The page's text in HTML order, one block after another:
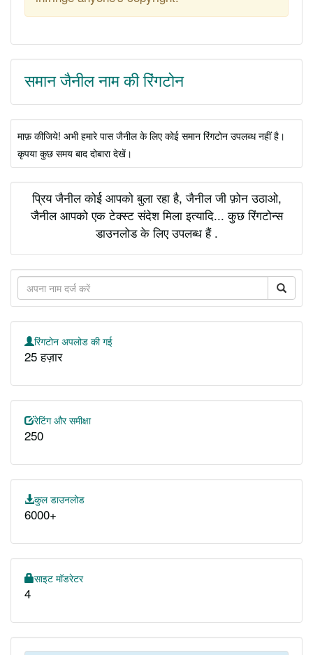
समान जैनील नाम की रिंगटोन
माफ़ कीजिये! अभी हमारे पास जैनील के लिए कोई समान रिंगटोन उपलब्ध नहीं है।
कृपया कुछ समय बाद दोबारा देखें।
प्रिय जैनील कोई आपको बुला रहा है, जैनील जी फ़ोन उठाओ,
जैनील आपको एक टेक्स्ट संदेश मिला इत्यादि... कुछ रिंगटोन्स
डाउनलोड के लिए उपलब्ध हैं .
रिंगटोन अपलोड की गई
25 हज़ार
रेटिंग और समीक्षा
250
कुल डाउनलोड
6000+
साइट मॉडरेटर
4